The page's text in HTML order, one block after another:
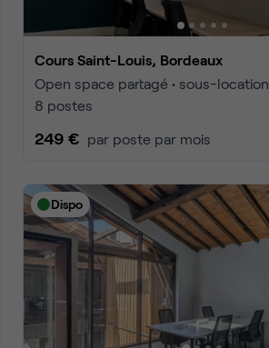
Cours Saint-Louis, Bordeaux
Open space partagé • sous-location
8 postes
249 € par poste par mois
Dispo